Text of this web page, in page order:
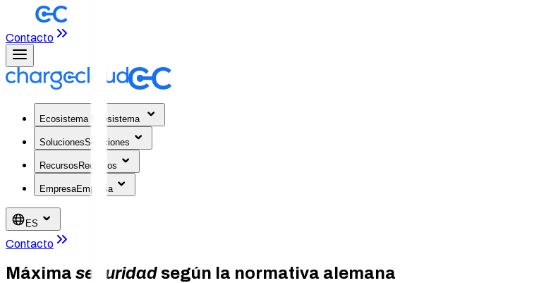
Contacto
Ecosistema Ecosistema
SolucionesSoluciones
Recursos Recursos
EmpresaEmpresa
ES
Contacto
Máxima seguridad según la normativa alemana